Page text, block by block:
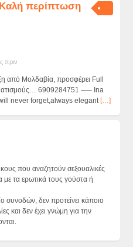
Καλή περίπτωση
πριν
από Μολδαβία, προσφέρει Full
6909284751 —– Ina
never forget,always elegant […]
που αναζητούν σεξουαλικές
με τα ερωτικά τους γούστα ή
συνοδών, δεν προτείνει κάποιο
και δεν έχει γνώμη για την